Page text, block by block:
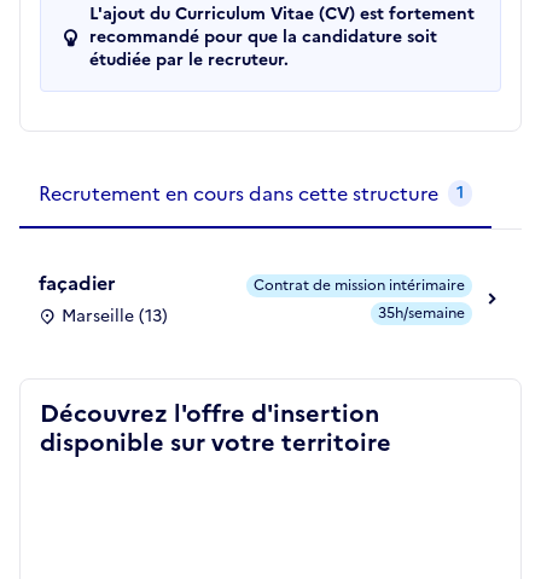
L'ajout du Curriculum Vitae (CV) est fortement
recommandé pour que la candidature soit
étudiée par le recruteur.
Recrutement en cours dans cette structure 1
façadier
Marseille (13)
Contrat de mission intérimaire
35h/semaine
Découvrez l'offre d'insertion
disponible sur votre territoire